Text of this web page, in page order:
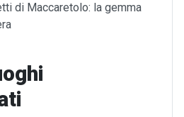
di Maccaretolo: la gemma